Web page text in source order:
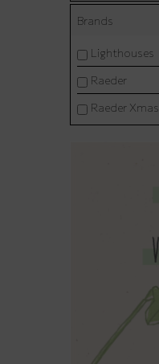
Brands
Lighthouses
Raeder
Raeder Xmas